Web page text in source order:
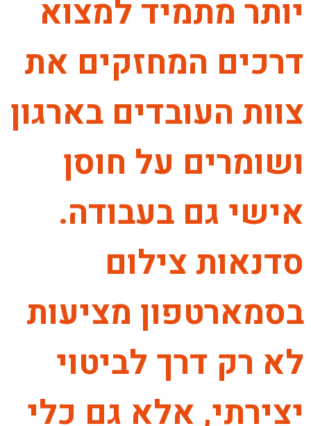
יותר מתמיד למצוא
דרכים המחזקים את
צוות העובדים בארגון
ושומרים על חוסן
אישי גם בעבודה.
סדנאות צילום
בסמארטפון מציעות
לא רק דרך לביטוי
יצירתי, אלא גם כלי